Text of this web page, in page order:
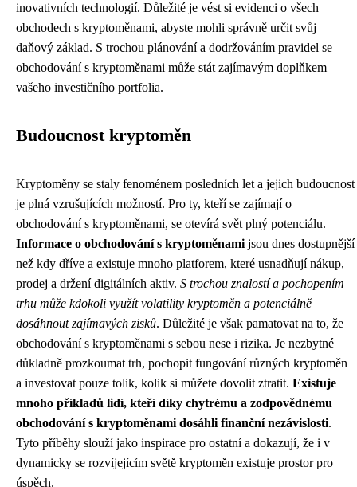
inovativních technologií. Důležité je vést si evidenci o všech
obchodech s kryptoměnami, abyste mohli správně určit svůj
daňový základ. S trochou plánování a dodržováním pravidel se
obchodování s kryptoměnami může stát zajímavým doplňkem
vašeho investičního portfolia.
Budoucnost kryptoměn
Kryptoměny se staly fenoménem posledních let a jejich budoucnost
je plná vzrušujících možností. Pro ty, kteří se zajímají o
obchodování s kryptoměnami, se otevírá svět plný potenciálu.
Informace o obchodování s kryptoměnami jsou dnes dostupnější
než kdy dříve a existuje mnoho platforem, které usnadňují nákup,
prodej a držení digitálních aktiv. S trochou znalostí a pochopením
trhu může kdokoli využít volatility kryptoměn a potenciálně
dosáhnout zajímavých zisků. Důležité je však pamatovat na to, že
obchodování s kryptoměnami s sebou nese i rizika. Je nezbytné
důkladně prozkoumat trh, pochopit fungování různých kryptoměn
a investovat pouze tolik, kolik si můžete dovolit ztratit. Existuje
mnoho příkladů lidí, kteří díky chytrému a zodpovědnému
obchodování s kryptoměnami dosáhli finanční nezávislosti.
Tyto příběhy slouží jako inspirace pro ostatní a dokazují, že i v
dynamicky se rozvíjejícím světě kryptoměn existuje prostor pro
úspěch.